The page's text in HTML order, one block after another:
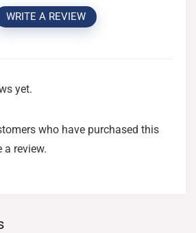
WRITE A REVIEW
yet.
who have purchased this
a review.